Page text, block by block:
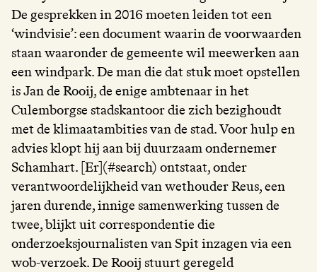
De gesprekken in 2016 moeten leiden tot een
‘windvisie’: een document waarin de voorwaarden
staan waaronder de gemeente wil meewerken aan
een windpark. De man die dat stuk moet opstellen
is Jan de Rooij, de enige ambtenaar in het
Culemborgse stadskantoor die zich bezighoudt
met de klimaatambities van de stad. Voor hulp en
advies klopt hij aan bij duurzaam ondernemer
Schamhart. [Er](#search) ontstaat, onder
verantwoordelijkheid van wethouder Reus, een
jaren durende, innige samenwerking tussen de
twee, blijkt uit correspondentie die
onderzoeksjournalisten van Spit inzagen via een
wob-verzoek. De Rooij stuurt geregeld